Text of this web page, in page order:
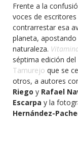
Frente a la
voces de
contrarrestar esa
planeta,
naturaleza.
séptima edición del
Tamurejo que se
otros, a autores
Riego y Rafael
Escarpa y la
Hernández-